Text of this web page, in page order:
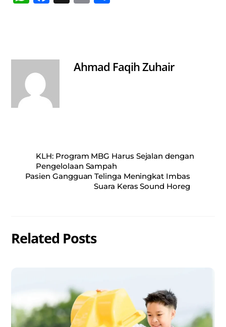
pp Ahmad Faqih Zuhair
KLH: Program MBG Harus Sejalan dengan
Pengelolaan Sampah
Pasien Gangguan Telinga Meningkat Imbas
Suara Keras Sound Horeg
Related Posts